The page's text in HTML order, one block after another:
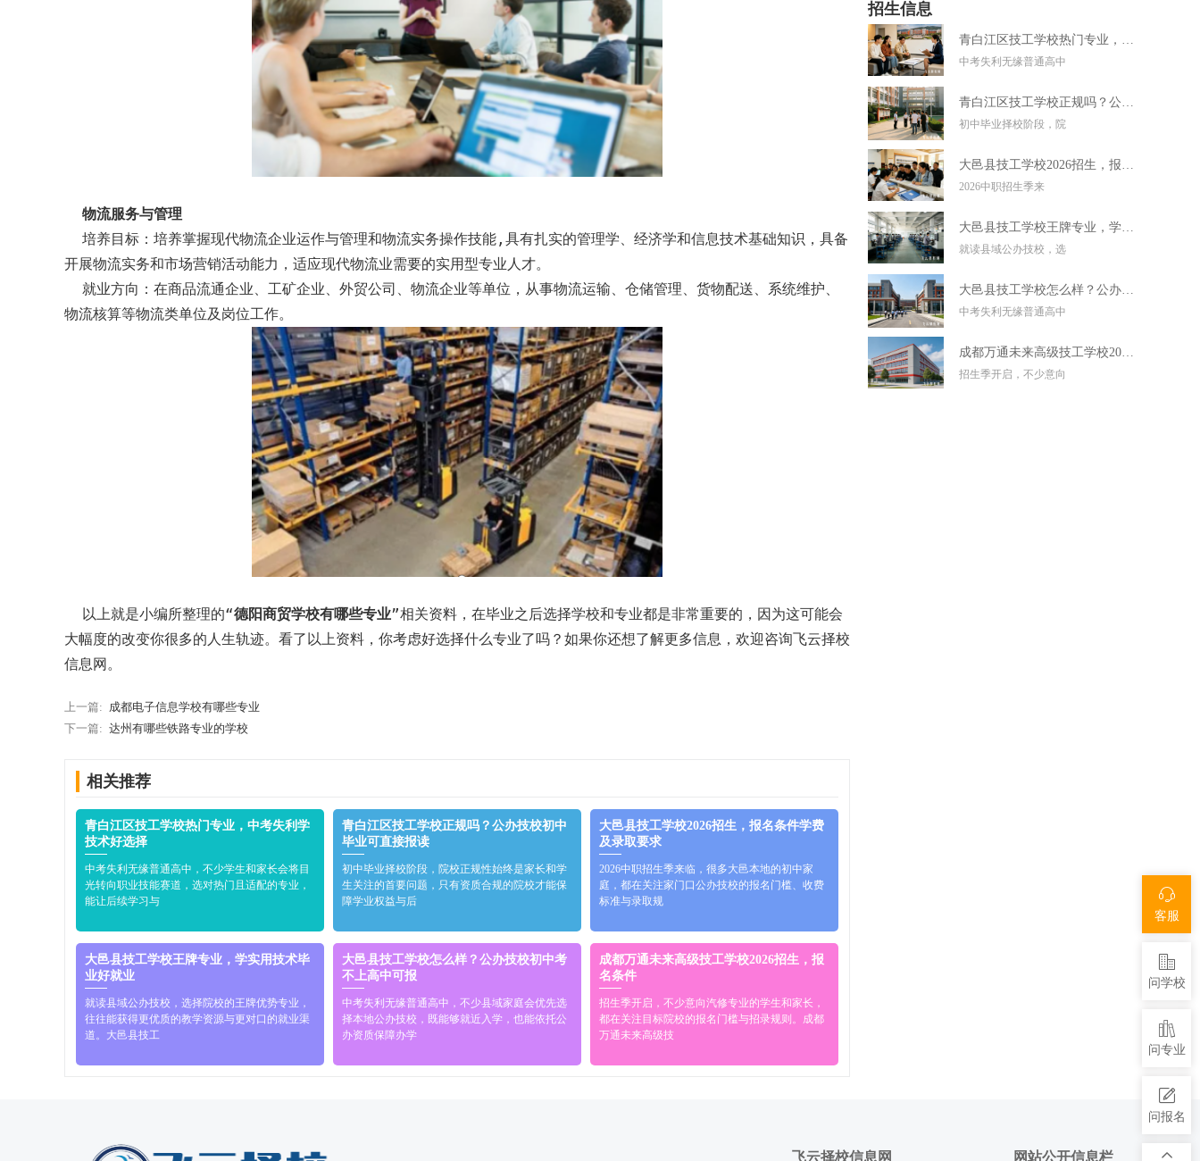
招生信息
中考失利无缘普通高中
初中毕业择校阶段，院
2026中职招生季来
就读县域公办技校，选
中考失利无缘普通高中
招生季开启，不少意向
物流服务与管理
培养目标：培养掌握现代物流企业运作与管理和物流实务操作技能,具有扎实的管理学、经济学和信息技术基础知识，具备
开展物流实务和市场营销活动能力，适应现代物流业需要的实用型专业人才。
就业方向：在商品流通企业、工矿企业、外贸公司、物流企业等单位，从事物流运输、仓储管理、货物配送、系统维护、
物流核算等物流类单位及岗位工作。
以上就是小编所整理的“德阳商贸学校有哪些专业”相关资料，在毕业之后选择学校和专业都是非常重要的，因为这可能会
大幅度的改变你很多的人生轨迹。看了以上资料，你考虑好选择什么专业了吗？如果你还想了解更多信息，欢迎咨询飞云择校
信息网。
上一篇: 成都电子信息学校有哪些专业
下一篇: 达州有哪些铁路专业的学校
相关推荐
青白江区技工学校热门专业，中考失利学
技术好选择
中考失利无缘普通高中，不少学生和家长会将目
光转向职业技能赛道，选对热门且适配的专业，
能让后续学习与
青白江区技工学校正规吗？公办技校初中
毕业可直接报读
初中毕业择校阶段，院校正规性始终是家长和学
生关注的首要问题，只有资质合规的院校才能保
障学业权益与后
大邑县技工学校2026招生，报名条件学费
及录取要求
2026中职招生季来临，很多大邑本地的初中家
庭，都在关注家门口公办技校的报名门槛、收费
标准与录取规
大邑县技工学校王牌专业，学实用技术毕
业好就业
就读县域公办技校，选择院校的王牌优势专业，
往往能获得更优质的教学资源与更对口的就业渠
道。大邑县技工
大邑县技工学校怎么样？公办技校初中考
不上高中可报
中考失利无缘普通高中，不少县域家庭会优先选
择本地公办技校，既能够就近入学，也能依托公
办资质保障办学
成都万通未来高级技工学校2026招生，报
名条件
招生季开启，不少意向汽修专业的学生和家长，
都在关注目标院校的报名门槛与招录规则。成都
万通未来高级技
飞云择校信息网 网站公开信息栏
客服
问学校
问专业
问报名